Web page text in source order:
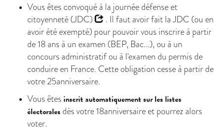
Vous êtes convoqué à la journée défense et
citoyenneté (JDC)
. Il faut avoir fait la JDC (ou en
avoir été exempté) pour pouvoir vous inscrire à partir
de 18 ans à un examen (BEP, Bac...), ou à un
concours administratif ou à l'examen du permis de
conduire en France. Cette obligation cesse à partir de
votre 25anniversaire.
Vous êtes inscrit automatiquement sur les listes
électorales dès votre 18anniversaire et pourrez alors
voter.